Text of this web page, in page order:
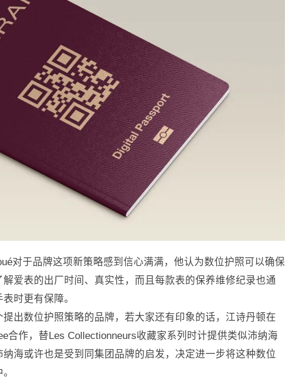
对于品牌这项新策略感到信心满满，他认为数位护照可以确保
爱表的出厂时间、真实性，而且每款表的保养维修纪录也通
时更有保障。
出数位护照策略的品牌，若大家还有印象的话，江诗丹顿在
合作，替Les Collectionneurs收藏家系列时计提供类似沛纳海
海或许也是受到同集团品牌的启发，决定进一步将这种数位